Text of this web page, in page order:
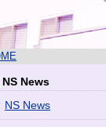
NS News
NS News